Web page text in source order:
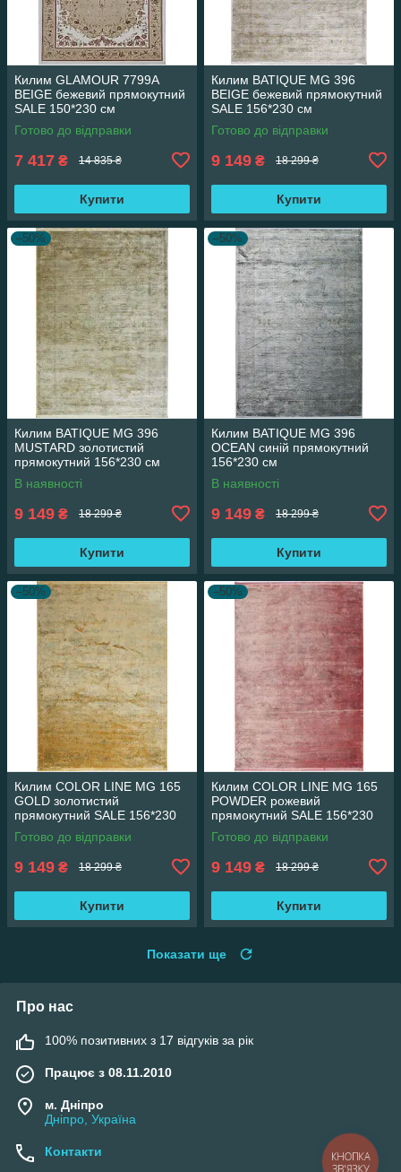
Килим GLAMOUR 7799A
BEIGE бежевий прямокутний
SALE 150*230 см
Готово до відправки
7 417 ₴ 14 835 ₴
Купити
Килим BATIQUE MG 396
BEIGE бежевий прямокутний
SALE 156*230 см
Готово до відправки
9 149 ₴ 18 299 ₴
Купити
–50%
Килим BATIQUE MG 396
MUSTARD золотистий
прямокутний 156*230 см
В наявності
9 149 ₴ 18 299 ₴
Купити
–50%
Килим BATIQUE MG 396
OCEAN синій прямокутний
156*230 см
В наявності
9 149 ₴ 18 299 ₴
Купити
–50%
Килим COLOR LINE MG 165
GOLD золотистий
прямокутний SALE 156*230
см
Готово до відправки
9 149 ₴ 18 299 ₴
Купити
–50%
Килим COLOR LINE MG 165
POWDER рожевий
прямокутний SALE 156*230
см
Готово до відправки
9 149 ₴ 18 299 ₴
Купити
Показати ще
Про нас
100% позитивних з 17 відгуків за рік
Працює з 08.11.2010
м. Дніпро
Дніпро, Україна
Контакти
КНОПКА
ЗВ'ЯЗКУ